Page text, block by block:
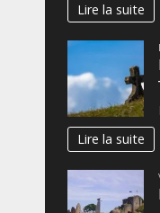
Lire la suite
Lire la suite